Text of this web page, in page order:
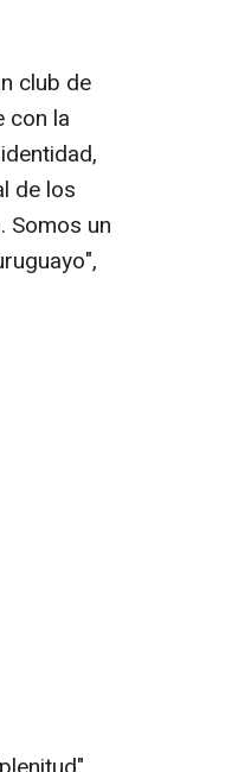
club de
con la
de los
Somos un